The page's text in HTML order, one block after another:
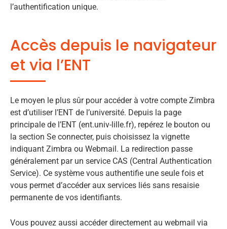
l’authentification unique.
Accès depuis le navigateur
et via l’ENT
Le moyen le plus sûr pour accéder à votre compte Zimbra
est d’utiliser l’ENT de l’université. Depuis la page
principale de l’ENT (ent.univ-lille.fr), repérez le bouton ou
la section Se connecter, puis choisissez la vignette
indiquant Zimbra ou Webmail. La redirection passe
généralement par un service CAS (Central Authentication
Service). Ce système vous authentifie une seule fois et
vous permet d’accéder aux services liés sans resaisie
permanente de vos identifiants.
Vous pouvez aussi accéder directement au webmail via